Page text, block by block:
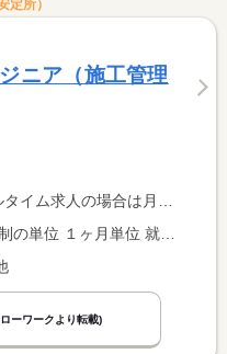
定所）
ニア（施工管理
パート求人の場合は時間額を表示しています。
ーワークより転載)